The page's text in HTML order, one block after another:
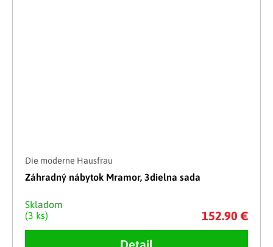
Die moderne Hausfrau
Záhradný nábytok Mramor, 3dielna sada
Skladom
(3 ks)
152.90 €